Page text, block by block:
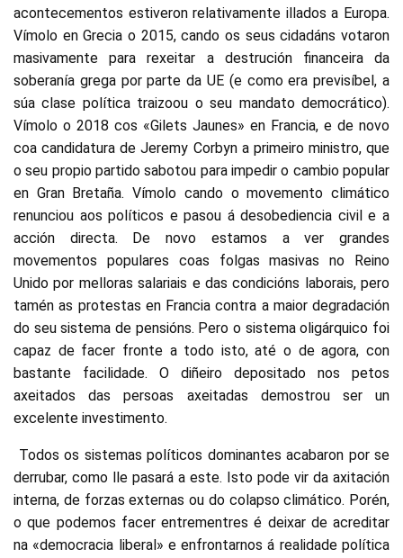
acontecementos estiveron relativamente illados a Europa.
Vímolo en Grecia o 2015, cando os seus cidadáns votaron
masivamente para rexeitar a destrución financeira da
soberanía grega por parte da UE (e como era previsíbel, a
súa clase política traizoou o seu mandato democrático).
Vímolo o 2018 cos «Gilets Jaunes» en Francia, e de novo
coa candidatura de Jeremy Corbyn a primeiro ministro, que
o seu propio partido sabotou para impedir o cambio popular
en Gran Bretaña. Vímolo cando o movemento climático
renunciou aos políticos e pasou á desobediencia civil e a
acción directa. De novo estamos a ver grandes
movementos populares coas folgas masivas no Reino
Unido por melloras salariais e das condicións laborais, pero
tamén as protestas en Francia contra a maior degradación
do seu sistema de pensións. Pero o sistema oligárquico foi
capaz de facer fronte a todo isto, até o de agora, con
bastante facilidade. O diñeiro depositado nos petos
axeitados das persoas axeitadas demostrou ser un
excelente investimento.
Todos os sistemas políticos dominantes acabaron por se
derrubar, como lle pasará a este. Isto pode vir da axitación
interna, de forzas externas ou do colapso climático. Porén,
o que podemos facer entrementres é deixar de acreditar
na «democracia liberal» e enfrontarnos á realidade política